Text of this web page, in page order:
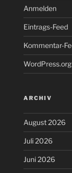
Anmelden
Eintrags-Feed
Kommentar-
WordPress.org
ARCHIV
August 2026
Juli 2026
Juni 2026